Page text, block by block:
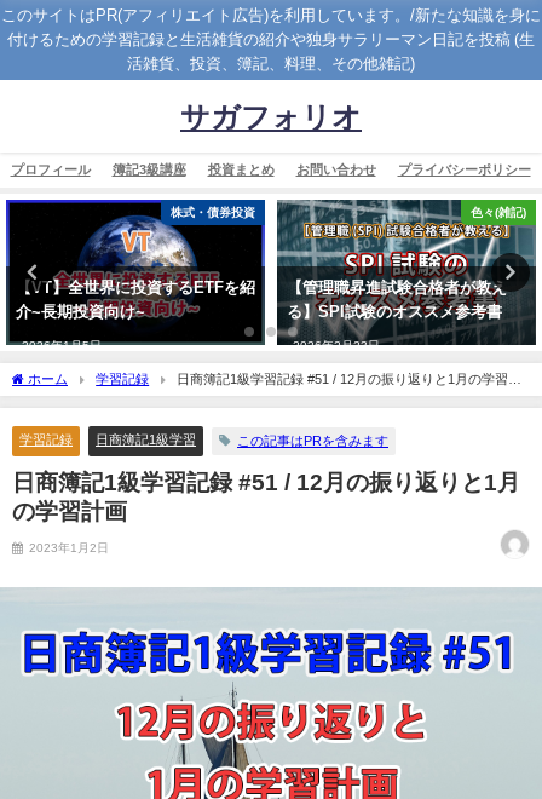
このサイトはPR(アフィリエイト広告)を利用しています。/新たな知識を身に
付けるための学習記録と生活雑貨の紹介や独身サラリーマン日記を投稿 (生
活雑貨、投資、簿記、料理、その他雑記)
サガフォリオ
プロフィール 簿記3級講座 投資まとめ お問い合わせ プライバシーポリシー
株式・債券投資
【VT】全世界に投資するETFを紹
介~長期投資向け~
2026年1月5日
色々(雑記)
【管理職昇進試験合格者が教え
る】SPI試験のオススメ参考書
2026年2月23日
ホーム 学習記録
日商簿記1級学習記録 #51 / 12月の振り返りと1月の学習計
画
学習記録 日商簿記1級学習 この記事はPRを含みます
日商簿記1級学習記録 #51 / 12月の振り返りと1月
の学習計画
2023年1月2日